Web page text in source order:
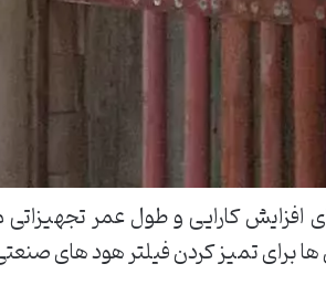
افزایش کارایی و طول عمر
برای تمیز کردن فیلتر هود های صنعتی